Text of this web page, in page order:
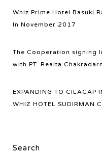
Whiz Prime Hotel Basuki
In November 2017
The Cooperation signing
with PT. Realta
EXPANDING TO CILACAP
WHIZ HOTEL SUDIRMAN
Search